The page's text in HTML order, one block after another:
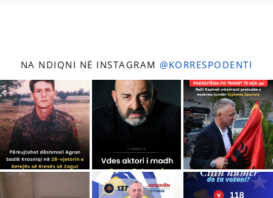
NA NDIQNI NË INSTAGRAM @KORRESPODENTI